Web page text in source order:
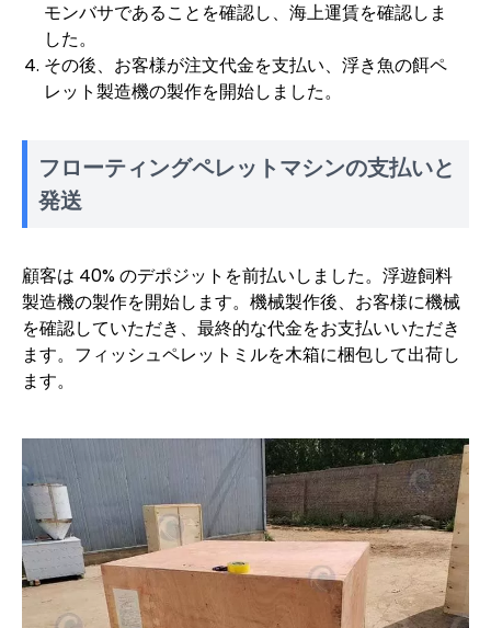
モンバサであることを確認し、海上運賃を確認しま
した。
その後、お客様が注文代金を支払い、浮き魚の餌ペ
レット製造機の製作を開始しました。
フローティングペレットマシンの支払いと
発送
顧客は 40% のデポジットを前払いしました。浮遊飼料
製造機の製作を開始します。機械製作後、お客様に機械
を確認していただき、最終的な代金をお支払いいただき
ます。フィッシュペレットミルを木箱に梱包して出荷し
ます。